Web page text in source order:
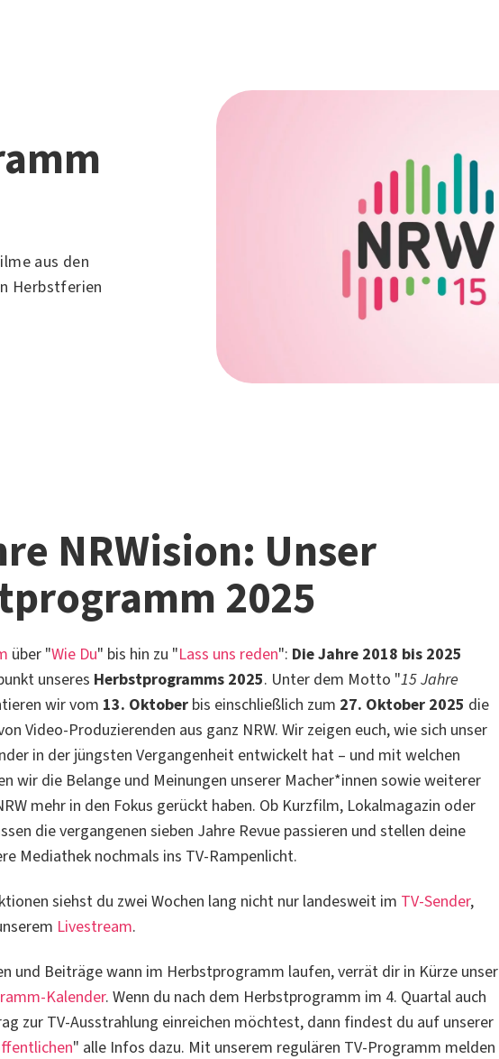
aus den
Herbstferien
NRWision: Unser
2025
über "Wie Du" bis hin zu "Lass uns reden": Die Jahre 2018 bis 2025
unseres Herbstprogramms 2025. Unter dem Motto "15 Jahre
wir vom 13. Oktober bis einschließlich zum 27. Oktober 2025 die
Video-Produzierenden aus ganz NRW. Wir zeigen euch, wie sich unser
in der jüngsten Vergangenheit entwickelt hat – und mit welchen
wir die Belange und Meinungen unserer Macher*innen sowie weiterer
mehr in den Fokus gerückt haben. Ob Kurzfilm, Lokalmagazin oder
die vergangenen sieben Jahre Revue passieren und stellen deine
Mediathek nochmals ins TV-Rampenlicht.
siehst du zwei Wochen lang nicht nur landesweit im TV-Sender,
Livestream.
und Beiträge wann im Herbstprogramm laufen, verrät dir in Kürze unser
Kalender. Wenn du nach dem Herbstprogramm im 4. Quartal auch
zur TV-Ausstrahlung einreichen möchtest, dann findest du auf unserer
" alle Infos dazu. Mit unserem regulären TV-Programm melden